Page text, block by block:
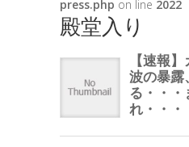
press.php on line 2022
殿堂入り